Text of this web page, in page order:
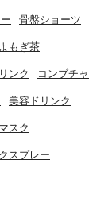
骨盤ショーツ
よもぎ茶
ンク コンブチャ
美容ドリンク
スク
スプレー